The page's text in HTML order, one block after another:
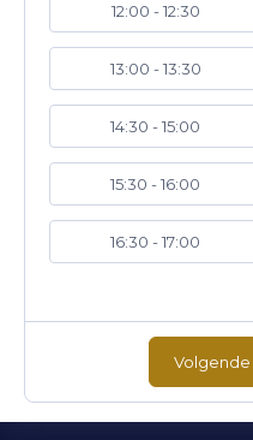
12:00 - 12:30
13:00 - 13:30
14:30 - 15:00
15:30 - 16:00
16:30 - 17:00
Volgende